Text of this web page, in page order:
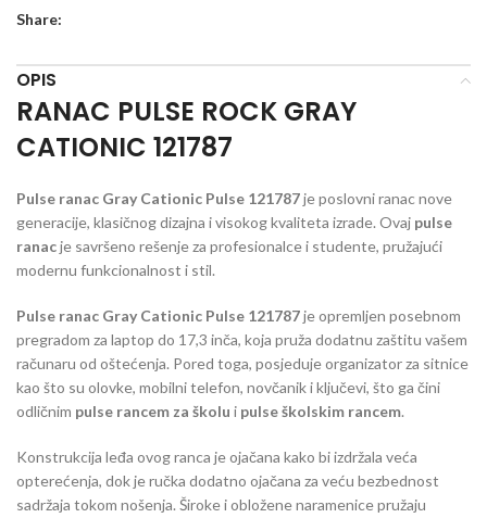
Share:
OPIS
RANAC PULSE ROCK GRAY
CATIONIC 121787
Pulse ranac Gray Cationic Pulse 121787je poslovni ranac nove
generacije, klasičnog dizajna i visokog kvaliteta izrade. Ovaj pulse
ranacje savršeno rešenje za profesionalce i studente, pružajući
modernu funkcionalnost i stil.
Pulse ranac Gray Cationic Pulse 121787je opremljen posebnom
pregradom za laptop do 17,3 inča, koja pruža dodatnu zaštitu vašem
računaru od oštećenja. Pored toga, posjeduje organizator za sitnice
kao što su olovke, mobilni telefon, novčanik i ključevi, što ga čini
odličnim pulse rancem za školu i pulse školskim rancem.
Konstrukcija leđa ovog ranca je ojačana kako bi izdržala veća
opterećenja, dok je ručka dodatno ojačana za veću bezbednost
sadržaja tokom nošenja. Široke i obložene naramenice pružaju